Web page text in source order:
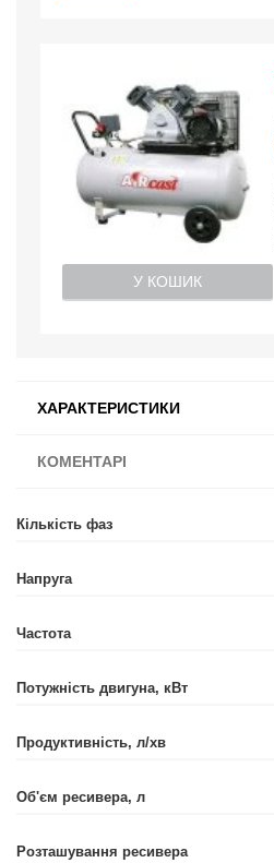
У КОШИК
ХАРАКТЕРИСТИКИ
КОМЕНТАРІ
Кількість фаз
Напруга
Частота
Потужність двигуна, кВт
Продуктивність, л/хв
Об'єм ресивера, л
Розташування ресивера